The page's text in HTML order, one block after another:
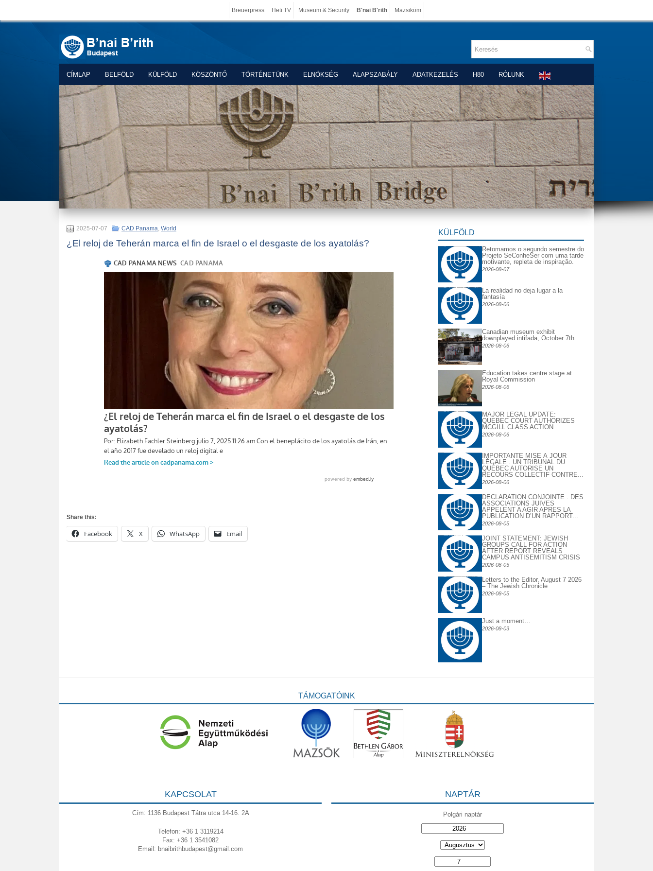
Breuerpress Heti TV Museum & Security B'nai B'rith Mazsiköm
CÍMLAP BELFÖLD KÜLFÖLD KÖSZÖNTŐ TÖRTÉNETÜNK ELNÖKSÉG ALAPSZABÁLY ADATKEZELÉS H80 RÓLUNK
2025-07-07 CAD Panama, World
¿El reloj de Teherán marca el fin de Israel o el desgaste de los ayatolás?
Share this:
Facebook X WhatsApp Email
KÜLFÖLD
Retomamos o segundo semestre do
Projeto SeConheSer com uma tarde
motivante, repleta de inspiração.
2026-08-07
La realidad no deja lugar a la
fantasía
2026-08-06
Canadian museum exhibit
downplayed intifada, October 7th
2026-08-06
Education takes centre stage at
Royal Commission
2026-08-06
MAJOR LEGAL UPDATE:
QUEBEC COURT AUTHORIZES
MCGILL CLASS ACTION
2026-08-06
IMPORTANTE MISE À JOUR
LÉGALE : UN TRIBUNAL DU
QUÉBEC AUTORISE UN
RECOURS COLLECTIF CONTRE...
2026-08-06
DECLARATION CONJOINTE : DES
ASSOCIATIONS JUIVES
APPELENT A AGIR APRES LA
PUBLICATION D’UN RAPPORT...
2026-08-05
JOINT STATEMENT: JEWISH
GROUPS CALL FOR ACTION
AFTER REPORT REVEALS
CAMPUS ANTISEMITISM CRISIS
2026-08-05
Letters to the Editor, August 7 2026
– The Jewish Chronicle
2026-08-05
Just a moment…
2026-08-03
TÁMOGATÓINK
KAPCSOLAT
Cím: 1136 Budapest Tátra utca 14-16. 2A
Telefon: +36 1 3119214
Fax: +36 1 3541082
Email: bnaibrithbudapest@gmail.com
NAPTÁR
Polgári naptár